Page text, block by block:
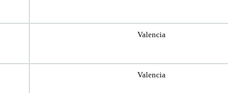
Valencia
Valencia